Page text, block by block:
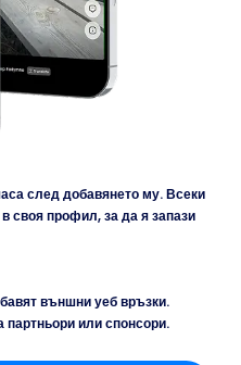
след добавянето му. Всеки
своя профил, за да я запази
външни уеб връзки.
или спонсори.